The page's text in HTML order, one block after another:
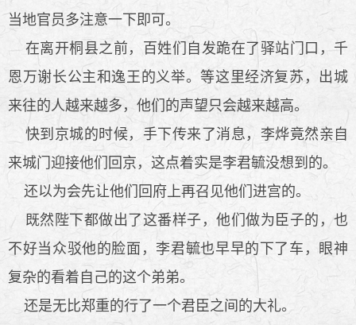
当地官员多注意一下即可。
在离开桐县之前，百姓们自发跪在了驿站门口，千
恩万谢长公主和逸王的义举。等这里经济复苏，出城
来往的人越来越多，他们的声望只会越来越高。
快到京城的时候，手下传来了消息，李烨竟然亲自
来城门迎接他们回京，这点着实是李君毓没想到的。
还以为会先让他们回府上再召见他们进宫的。
既然陛下都做出了这番样子，他们做为臣子的，也
不好当众驳他的脸面，李君毓也早早的下了车，眼神
复杂的看着自己的这个弟弟。
还是无比郑重的行了一个君臣之间的大礼。